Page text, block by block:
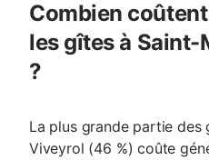
Combien
les gîtes à
?
La plus grande partie
Viveyrol (46 %) coûte